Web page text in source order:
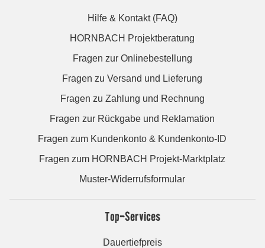
Hilfe & Kontakt (FAQ)
HORNBACH Projektberatung
Fragen zur Onlinebestellung
Fragen zu Versand und Lieferung
Fragen zu Zahlung und Rechnung
Fragen zur Rückgabe und Reklamation
Fragen zum Kundenkonto & Kundenkonto-ID
Fragen zum HORNBACH Projekt-Marktplatz
Muster-Widerrufsformular
Top-Services
Dauertiefpreis